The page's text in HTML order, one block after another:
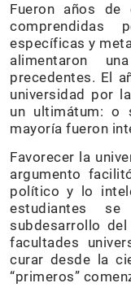
Fueron años de
comprendidas
específicas y
alimentaron
precedentes. El
universidad por
un ultimátum: o
mayoría fueron
Favorecer la
argumento
político y lo
estudiantes se
subdesarrollo
facultades
curar desde la
“primeros”